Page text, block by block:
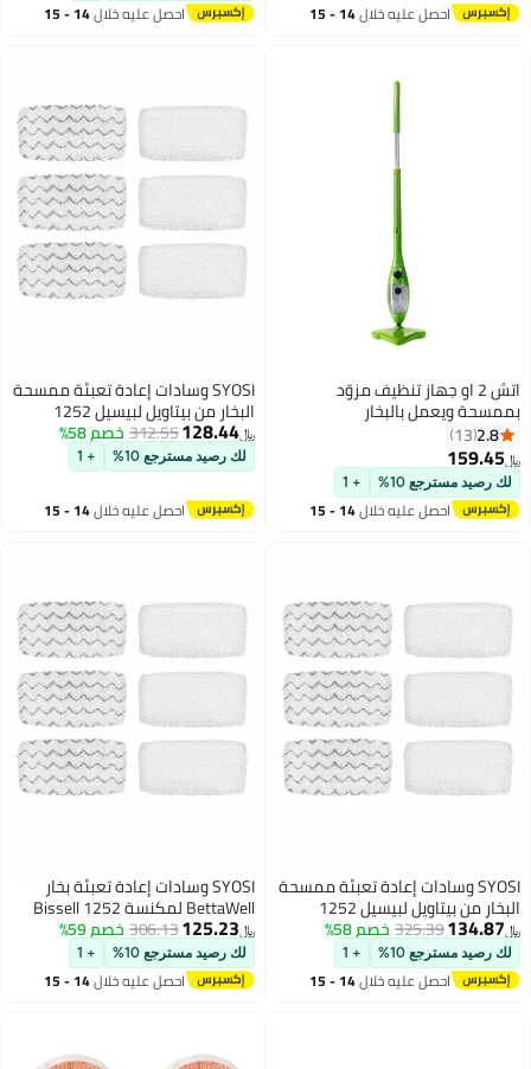
والحجر. احصل عليه خلال 14 - 15 احصل عليه خلال 14 - 15
اتش 2 او جهاز تنظيف مزوّد
بممسحة ويعمل بالبخار
أسود
2.8
13
﷼‏159.45
لك رصيد مسترجع 10% + 1
احصل عليه خلال 14 - 15
SYOSI وسادات إعادة تعبئة ممسحة
البخار من بيتاويل لبيسيل 1252
1606670 1543 1652 1132M
1530 11326 سلسلة مكنسة
كهربائية بالبخار للأرضيات الصلبة
سيمفوني، حزمة من 6 قطع
﷼‏128.44
312.55خصم 58%
لك رصيد مسترجع 10% + 1
احصل عليه خلال 14 - 15
SYOSI وسادات إعادة تعبئة ممسحة
البخار من بيتاويل لبيسيل 1252
1606670 1543 1652 1132M
1530 11326 سلسلة مكنسة
كهربائية بالبخار للأرضيات الصلبة
سيمفوني، حزمة من 6 قطع
﷼‏134.87
325.39خصم 58%
لك رصيد مسترجع 10% + 1
احصل عليه خلال 14 - 15
SYOSI وسادات إعادة تعبئة بخار
BettaWell لمكنسة Bissell 1252
1606670 1543 1652 1132M
1530 11326 Symphony لتنظيف
الأرضيات الصلبة - عبوة من 6
﷼‏125.23
306.13خصم 59%
لك رصيد مسترجع 10% + 1
احصل عليه خلال 14 - 15